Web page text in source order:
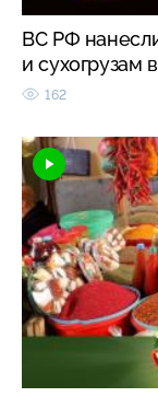
ВС РФ
и сухогрузам
162